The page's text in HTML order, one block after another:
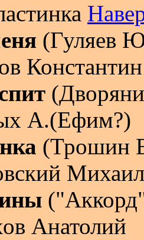
(Гуляев
Константин
А.(Ефим?)
(Трошин
Михаил
Анатолий